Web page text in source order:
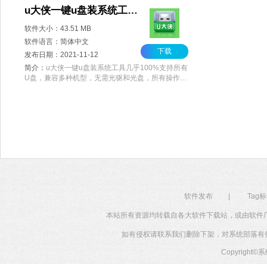
u大侠一键u盘装系统工具 V6.1 官方版
软件大小：43.51 MB
软件语言：简体中文
发布日期：2021-11-12
下载
简介： u大侠一键u盘装系统工具几乎100%支持所有
U盘，兼容多种机型，无需光驱和光盘，所有操作只
软件发布 Tag
本站所有资源均转载自各大软件下载站，或由软
如有侵权请联系我们删除下架，对系统部落
Copyright©系